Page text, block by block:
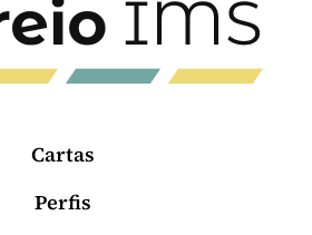
Cartas
Perfis